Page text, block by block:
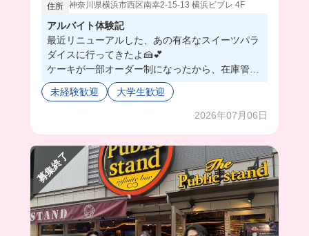
住所 神奈川県横浜市西区南幸2-15-13 横浜ビブレ 4F
アルバイト体験記
最近リニューアルした、あの有名なスイーツパラ
ダイスに行ってきたよ🍰💕
ケーキが一部オーダー制になったから、在庫管理
がしやすくなったみたい👍🌟
スタッフさんみんなテキパキ仕事してて、談笑し
まかないはビュッフェ食べ放題でなんと無料👀‼️
いろんな種類あるから、毎回爆食デーになりそう
😹ダイエットは明日から~♪
未経験歓迎 大学生歓迎
2026年07月06日
募集終了